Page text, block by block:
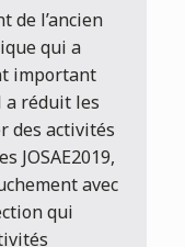
de l’ancien
qui a
important
réduit les
des activités
JOSAE2019,
avec
qui